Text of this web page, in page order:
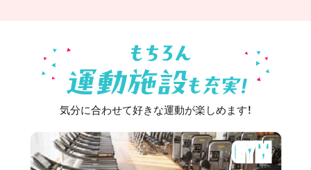
気分に合わせて好きな運動が楽しめます！
GYM